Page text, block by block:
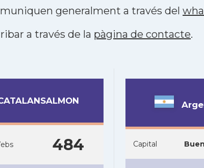
generalment a través del
a través de la pàgina de contacte.
484 Capital